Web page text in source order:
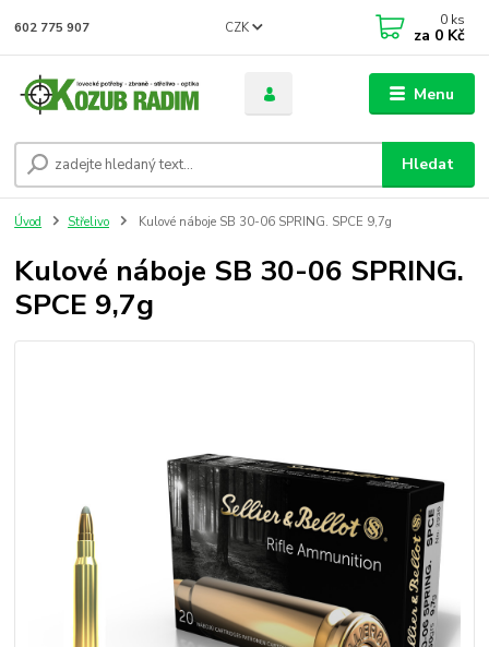
Menu
CZK
Hledat
602 775 907 0 ks
za 0 Kč
Úvod Střelivo Kulové náboje SB 30-06 SPRING. SPCE 9,7g
Kulové náboje SB 30-06 SPRING.
SPCE 9,7g